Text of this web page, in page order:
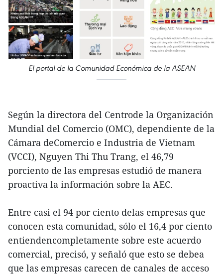
El portal de la Comunidad Económica de la ASEAN
Según la directora del Centrode la Organización
Mundial del Comercio (OMC), dependiente de la
Cámara deComercio e Industria de Vietnam
(VCCI), Nguyen Thi Thu Trang, el 46,79
porciento de las empresas estudió de manera
proactiva la información sobre la AEC.
Entre casi el 94 por ciento delas empresas que
conocen esta comunidad, sólo el 16,4 por ciento
entiendencompletamente sobre este acuerdo
comercial, precisó, y señaló que esto se debea
que las empresas carecen de canales de acceso